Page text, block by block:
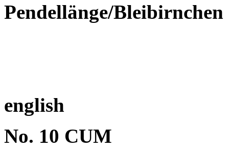
Pendellänge/
english
No. 10 CUM